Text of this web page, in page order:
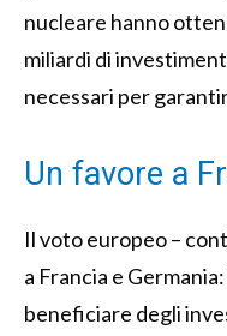
nucleare hanno
miliardi di
necessari per
Un favore a
Il voto europeo –
a Francia e
beneficiare degli